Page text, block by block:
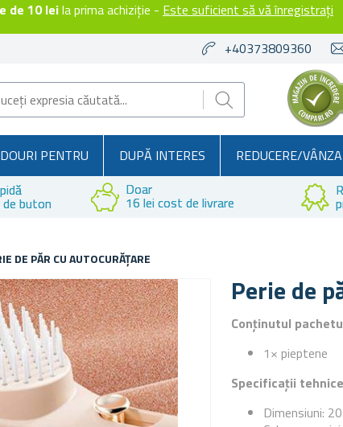
de 10 leila prima achiziție - Este suficient să vă înregistrați
+40373809360
PENTRU DUPĂ INTERES REDUCERE/
buton
Doar
16 lei cost de livrare
DE PĂR CU AUTOCURĂȚARE
Perie de
Conținutul
1× pieptene
Specificații tehnice
Dimensiuni: